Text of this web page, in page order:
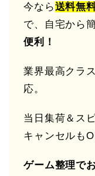
今なら送料無
で、自宅から
便利！
業界最高クラ
応。
当日集荷＆ス
キャンセルも
ゲーム整理で